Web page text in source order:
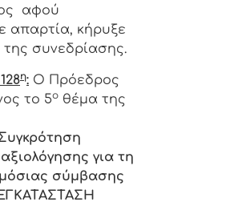
αφού
απαρτία, κήρυξε
της συνεδρίασης.
η: Ο Πρόεδρος
το 5ο θέμα της
για τη
σύμβασης